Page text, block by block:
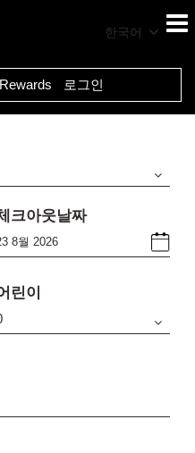
한국어
로그인
크아웃날짜
린이